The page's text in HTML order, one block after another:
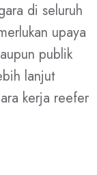
di seluruh
upaya
publik
lanjut
kerja reefer